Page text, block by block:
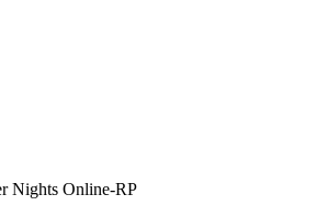
Nights Online-RP